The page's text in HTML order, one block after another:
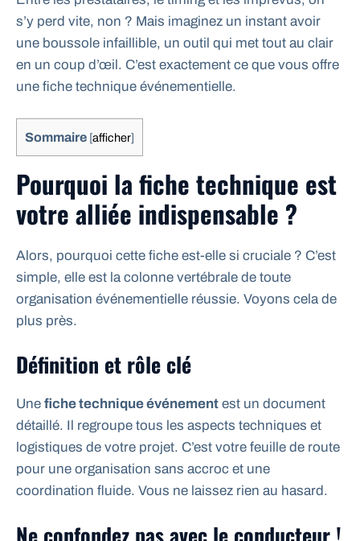
s’y perd vite, non ? Mais imaginez un instant avoir
une boussole infaillible, un outil qui met tout au clair
en un coup d’œil. C’est exactement ce que vous offre
une fiche technique événementielle.
Sommaire [afficher]
Pourquoi la fiche technique est
votre alliée indispensable ?
Alors, pourquoi cette fiche est-elle si cruciale ? C’est
simple, elle est la colonne vertébrale de toute
organisation événementielle réussie. Voyons cela de
plus près.
Définition et rôle clé
Une fiche technique événement est un document
détaillé. Il regroupe tous les aspects techniques et
logistiques de votre projet. C’est votre feuille de route
pour une organisation sans accroc et une
coordination fluide. Vous ne laissez rien au hasard.
Ne confondez pas avec le conducteur !